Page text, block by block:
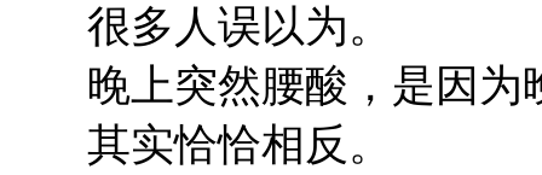
很多人误以为。
晚上突然腰酸，是因为
其实恰恰相反。